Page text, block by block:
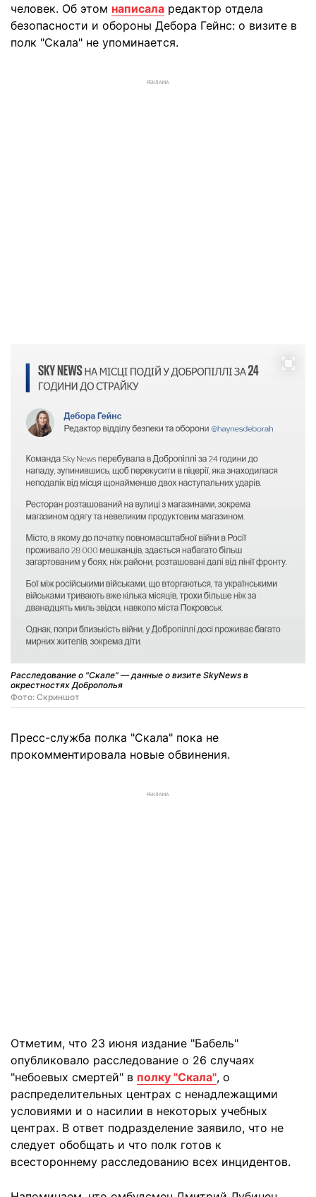
человек. Об этом написала редактор отдела
безопасности и обороны Дебора Гейнс: о визите в
полк "Скала" не упоминается.
РЕКЛАМА
Расследование о "Скале" — данные о визите SkyNews в
окрестностях Доброполья
Фото: Скриншот
Пресс-служба полка "Скала" пока не
прокомментировала новые обвинения.
РЕКЛАМА
Отметим, что 23 июня издание "Бабель"
опубликовало расследование о 26 случаях
"небоевых смертей" в полку "Скала", о
распределительных центрах с ненадлежащими
условиями и о насилии в некоторых учебных
центрах. В ответ подразделение заявило, что не
следует обобщать и что полк готов к
всестороннему расследованию всех инцидентов.